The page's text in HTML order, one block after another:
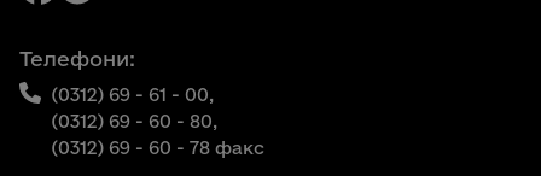
Телефони:
(0312) 69 - 61 - 00,
(0312) 69 - 60 - 80,
(0312) 69 - 60 - 78 факс